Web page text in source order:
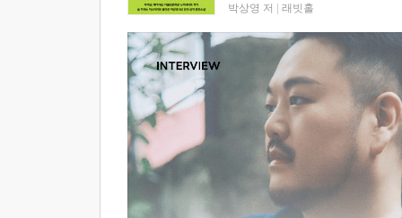
박상영 저 래빗홀